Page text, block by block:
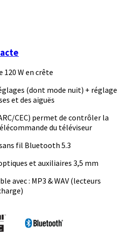
120 W en crête
(dont mode nuit) + réglage
et des aiguës
CEC) permet de contrôler la
du téléviseur
fil Bluetooth 5.3
et auxiliaires 3,5 mm
avec : MP3 & WAV (lecteurs